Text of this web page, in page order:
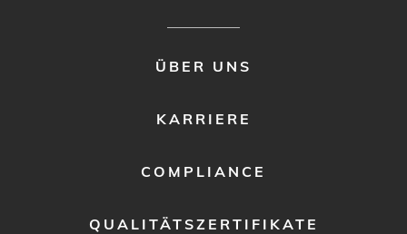
ÜBER UNS
KARRIERE
COMPLIANCE
QUALITÄTSZERTIFIKATE